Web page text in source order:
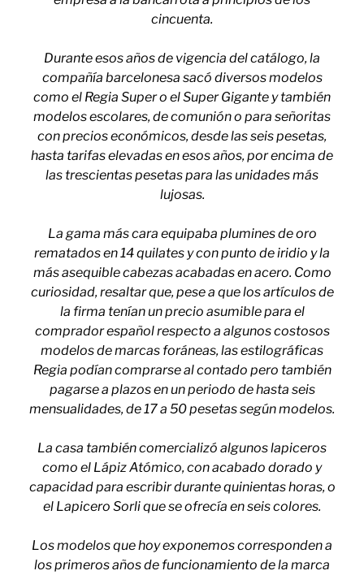
cincuenta.
Durante esos años de vigencia del catálogo, la
compañía barcelonesa sacó diversos modelos
como el Regia Super o el Super Gigante y también
modelos escolares, de comunión o para señoritas
con precios económicos, desde las seis pesetas,
hasta tarifas elevadas en esos años, por encima de
las trescientas pesetas para las unidades más
lujosas.
La gama más cara equipaba plumines de oro
rematados en 14 quilates y con punto de iridio y la
más asequible cabezas acabadas en acero. Como
curiosidad, resaltar que, pese a que los artículos de
la firma tenían un precio asumible para el
comprador español respecto a algunos costosos
modelos de marcas foráneas, las estilográficas
Regia podían comprarse al contado pero también
pagarse a plazos en un periodo de hasta seis
mensualidades, de 17 a 50 pesetas según modelos.
La casa también comercializó algunos lapiceros
como el Lápiz Atómico, con acabado dorado y
capacidad para escribir durante quinientas horas, o
el Lapicero Sorli que se ofrecía en seis colores.
Los modelos que hoy exponemos corresponden a
los primeros años de funcionamiento de la marca